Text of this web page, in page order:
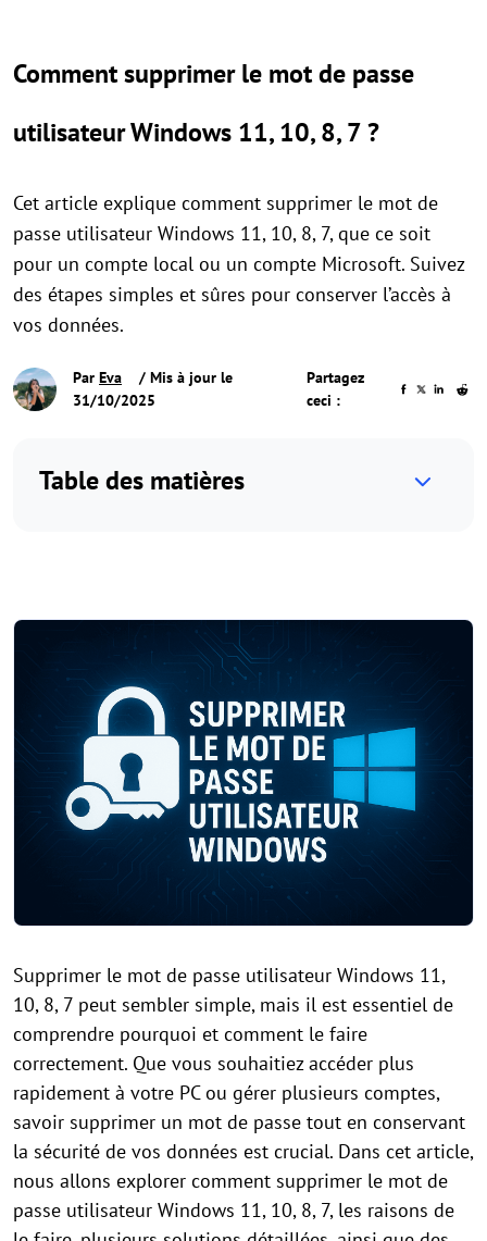
Comment supprimer le mot de passe
utilisateur Windows 11, 10, 8, 7 ?
Cet article explique comment supprimer le mot de
passe utilisateur Windows 11, 10, 8, 7, que ce soit
pour un compte local ou un compte Microsoft. Suivez
des étapes simples et sûres pour conserver l’accès à
vos données.
Par Eva
/ Mis à jour le
31/10/2025
Partagez
ceci :
Table des matières
Supprimer le mot de passe utilisateur Windows 11,
10, 8, 7 peut sembler simple, mais il est essentiel de
comprendre pourquoi et comment le faire
correctement. Que vous souhaitiez accéder plus
rapidement à votre PC ou gérer plusieurs comptes,
savoir supprimer un mot de passe tout en conservant
la sécurité de vos données est crucial. Dans cet article,
nous allons explorer comment supprimer le mot de
passe utilisateur Windows 11, 10, 8, 7, les raisons de